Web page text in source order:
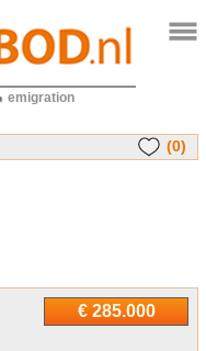
emigration
(0)
€ 285.000